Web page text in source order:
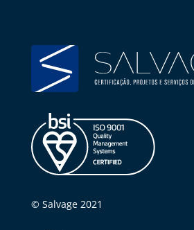
© Salvage 2021